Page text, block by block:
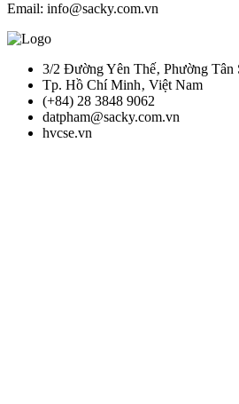
Email: info@sacky.com.vn
3/2 Đường Yên Thế‚ Phường Tân
Tp. Hồ Chí Minh‚ Việt Nam
(+84) 28 3848 9062
datpham@sacky.com.vn
hvcse.vn